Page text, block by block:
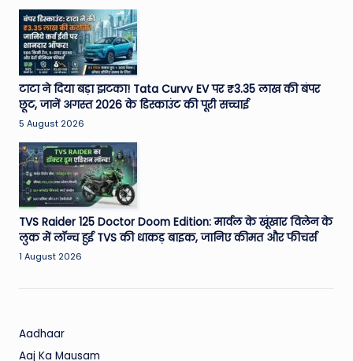
W
o
rl
d
टाटा ने दिया बड़ा झटका! Tata Curvv EV पर ₹3.35 लाख की बंपर
छूट, जानें अगस्त 2026 के डिस्काउंट की पूरी सच्चाई
5 August 2026
TVS Raider 125 Doctor Doom Edition: मार्वल के खूंखार विलेन के
लुक में लॉन्च हुई TVS की धाकड़ बाइक, जानिए कीमत और फीचर्स
1 August 2026
Aadhaar
Aaj Ka Mausam